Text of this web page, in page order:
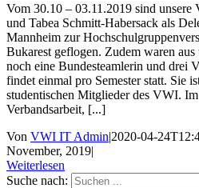
Vom 30.10 – 03.11.2019 sind unsere
und Tabea Schmitt-Habersack als
Mannheim zur
Bukarest geflogen. Zudem waren
noch eine Bundesteamlerin und drei
findet einmal pro Semester statt. Sie
studentischen Mitglieder des VWI.
Verbandsarbeit, [...]
Von VWI IT Admin|2020-04-
November, 2019|
Weiterlesen
Suche nach: